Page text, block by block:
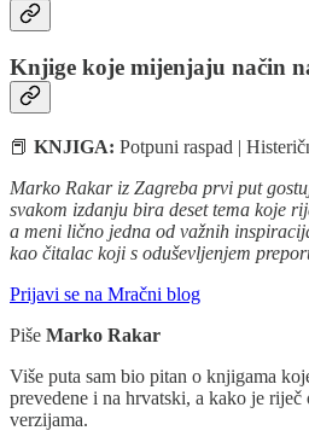
Knjige koje mijenjaju način
📕 KNJIGA: Potpuni raspad |
Marko Rakar iz Zagreba prvi put
svakom izdanju bira deset tema koje
a meni lično jedna od važnih
kao čitalac koji s oduševljenjem
Prijavi se na Mračni blog
Piše Marko Rakar
Više puta sam bio pitan o knjigama
prevedene i na hrvatski, a kako je
verzijama.